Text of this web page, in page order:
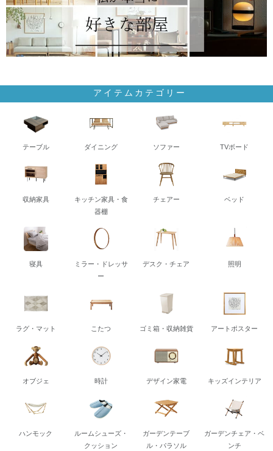
アイテムカテゴリー
テーブル ダイニング ソファー TVボード
収納家具
キッチン家具・食
器棚
チェアー ベッド
寝具
ミラー・ドレッサ
ー
デスク・チェア 照明
ラグ・マット こたつ ゴミ箱・収納雑貨 アートポスター
オブジェ 時計 デザイン家電 キッズインテリア
ハンモック
ルームシューズ・
クッション
ガーデンテーブ
ル・パラソル
ガーデンチェア・ベ
ンチ